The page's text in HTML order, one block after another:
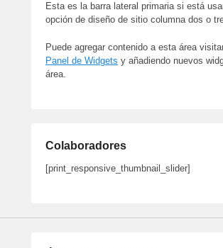
Esta es la barra lateral primaria si está
opción de diseño de sitio columna dos o
Puede agregar contenido a esta área
Panel de Widgets y añadiendo nuevos
área.
Colaboradores
[print_responsive_thumbnail_slider]